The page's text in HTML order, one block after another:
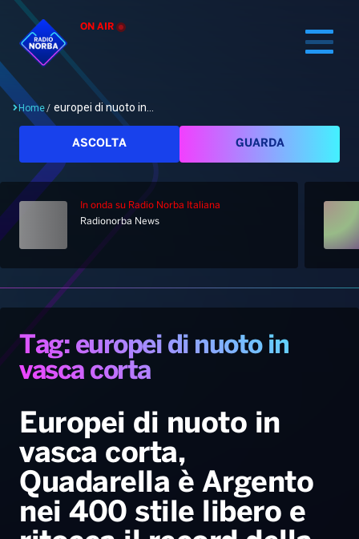
ON AIR
Palinsesto
Hit Dance
Giochi&Concorsi
Notizie
Locali
Sport
Radio Norba Consiglia
Leggerissime
Playlist
Novità
Interviste
Oroscopo
Speciale Astrabilia 2026
Gallery
Voce al Bari
Battiti Live 2026
Gallery
Home/ europei di nuoto in...
ASCOLTA GUARDA
In onda su Radio Norba Italiana
Radionorba News
Tag: europei di nuoto in
vasca corta
Europei di nuoto in
vasca corta,
Quadarella è Argento
nei 400 stile libero e